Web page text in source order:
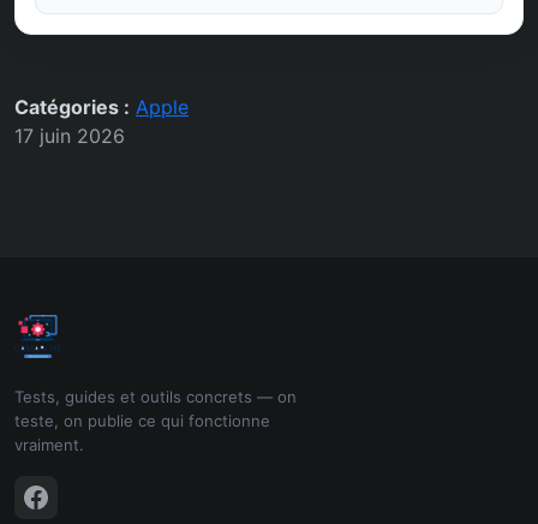
Catégories : Apple
17 juin 2026
Tests, guides et outils concrets — on
teste, on publie ce qui fonctionne
vraiment.